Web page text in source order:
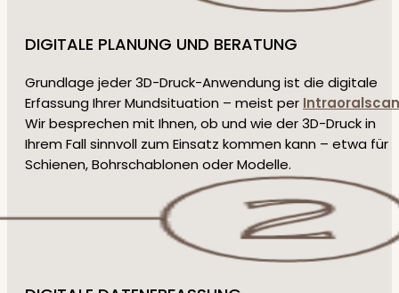
DIGITALE PLANUNG UND BERATUNG
Grundlage jeder 3D-Druck-Anwendung ist die digitale
Erfassung Ihrer Mundsituation – meist per Intraoralscan
Wir besprechen mit Ihnen, ob und wie der 3D-Druck in
Ihrem Fall sinnvoll zum Einsatz kommen kann – etwa für
Schienen, Bohrschablonen oder Modelle.